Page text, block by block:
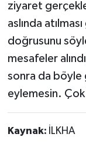
ziyaret
aslında
doğrusunu
mesafeler
sonra da böyle
eylemesin.
Kaynak: İLKHA